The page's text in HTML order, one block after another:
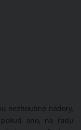
nezhoubné nádory,
ano, na řadu